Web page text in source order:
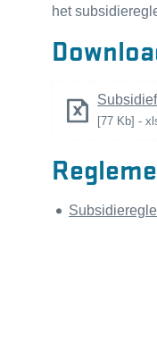
het
77 Kb